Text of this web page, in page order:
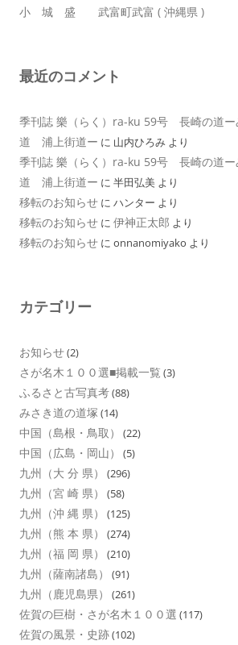
小 城 盛 武富町武富 ( 沖縄県 )
最近のコメント
季刊誌 樂（らく）ra-ku 59号 長崎の道
道 浦上街道ー に 山内ひろみ より
季刊誌 樂（らく）ra-ku 59号 長崎の道
道 浦上街道ー に 半田弘美 より
移転のお知らせ に ハンター より
移転のお知らせ に 伊神正太郎 より
移転のお知らせ に onnanomiyako より
カテゴリー
お知らせ(2)
さが名木１００選■掲載一覧 (3)
ふるさと古写真考(88)
みさき道の道塚 (14)
中国（島根・鳥取） (22)
中国（広島・岡山） (5)
九州（大 分 県） (296)
九州（宮 崎 県） (58)
九州（沖 縄 県） (125)
九州（熊 本 県） (274)
九州（福 岡 県） (210)
九州（薩南諸島） (91)
九州（鹿児島県） (261)
佐賀の巨樹・さが名木１００選 (117)
佐賀の風景・史跡(102)